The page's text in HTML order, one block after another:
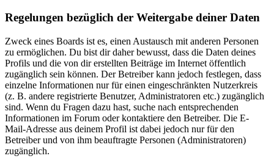
Regelungen bezüglich der Weitergabe deiner Daten
Zweck eines Boards ist es, einen Austausch mit anderen Personen
zu ermöglichen. Du bist dir daher bewusst, dass die Daten deines
Profils und die von dir erstellten Beiträge im Internet öffentlich
zugänglich sein können. Der Betreiber kann jedoch festlegen, dass
einzelne Informationen nur für einen eingeschränkten Nutzerkreis
(z. B. andere registrierte Benutzer, Administratoren etc.) zugänglich
sind. Wenn du Fragen dazu hast, suche nach entsprechenden
Informationen im Forum oder kontaktiere den Betreiber. Die E-
Mail-Adresse aus deinem Profil ist dabei jedoch nur für den
Betreiber und von ihm beauftragte Personen (Administratoren)
zugänglich.